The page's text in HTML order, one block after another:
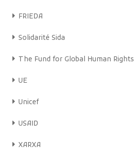
FRIEDA
Solidarité Sida
The Fund for Global Human Rights
UE
Unicef
USAID
XARXA